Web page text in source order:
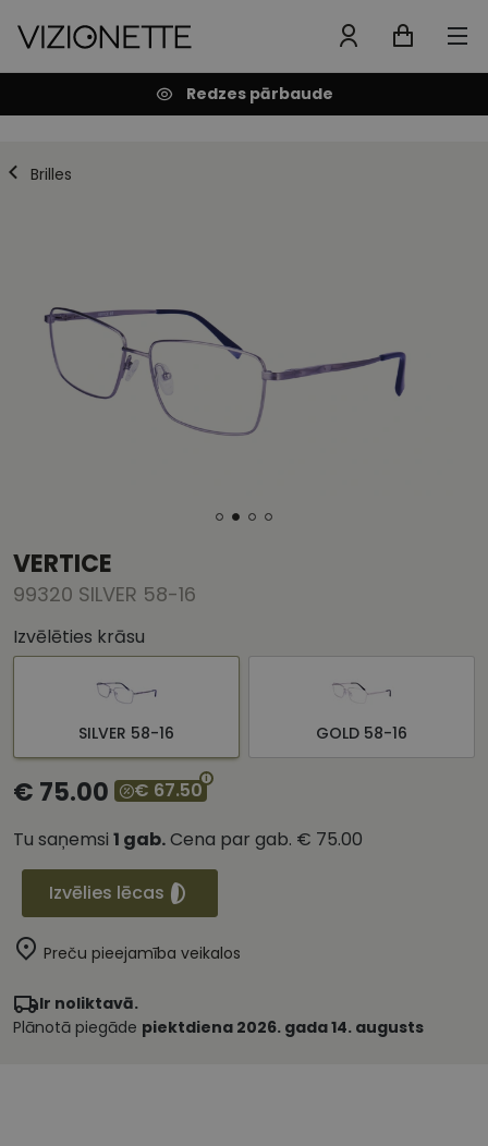
Redzes pārbaude
Brilles
VERTICE
99320 SILVER 58-16
Izvēlēties krāsu
SILVER 58-16 GOLD 58-16
€ 75.00
€ 67.50
Tu saņemsi 1 gab.Cena par gab. € 75.00
Izvēlies lēcas
Preču pieejamība veikalos
Ir noliktavā.
Plānotā piegāde piektdiena 2026. gada 14. augusts